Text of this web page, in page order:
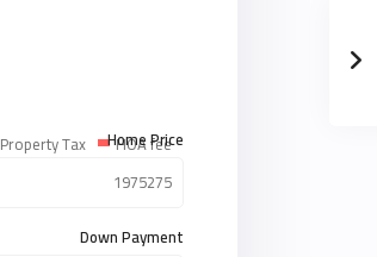
Property Tax HOA fee
Home Price
Down Payment